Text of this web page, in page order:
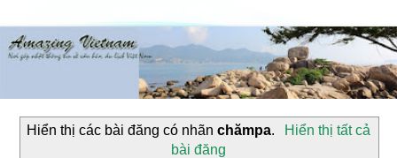
Hiển thị các bài đăng có nhãnchămpa.
Hiển thị tất cả
bài đăng